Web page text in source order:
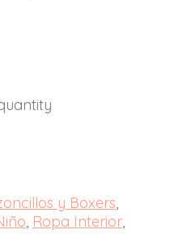
y Boxers,
, Ropa Interior,